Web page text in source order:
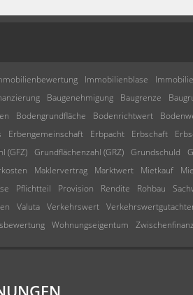
Immobilienblase
Baugenehmigung Baugrenze
Bodengrundfläche Bodenrichtwert
Erbengemeinschaft Erbpacht Erbschaft
(GFZ) Grundflächenzahl (GRZ) Grundschuld
Maklervertrag Marktwert Mietkauf
Pflichtteil Provision Rendite Rohbau
Valuta Verkehrswert
Wohnungseigentum